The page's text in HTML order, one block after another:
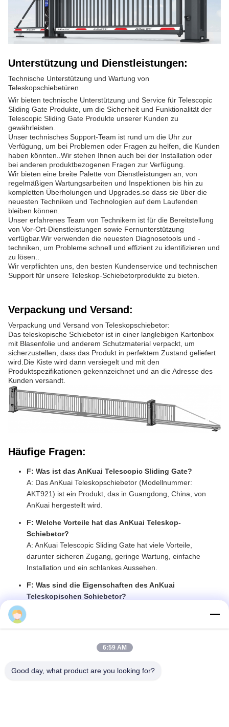
Unterstützung und Dienstleistungen:
Technische Unterstützung und Wartung von
Teleskopschiebetüren
Wir bieten technische Unterstützung und Service für Telescopic
Sliding Gate Produkte, um die Sicherheit und Funktionalität der
Telescopic Sliding Gate Produkte unserer Kunden zu
gewährleisten.
Unser technisches Support-Team ist rund um die Uhr zur
Verfügung, um bei Problemen oder Fragen zu helfen, die Kunden
haben könnten..Wir stehen Ihnen auch bei der Installation oder
bei anderen produktbezogenen Fragen zur Verfügung.
Wir bieten eine breite Palette von Dienstleistungen an, von
regelmäßigen Wartungsarbeiten und Inspektionen bis hin zu
kompletten Überholungen und Upgrades.so dass sie über die
neuesten Techniken und Technologien auf dem Laufenden
bleiben können.
Unser erfahrenes Team von Technikern ist für die Bereitstellung
von Vor-Ort-Dienstleistungen sowie Fernunterstützung
verfügbar.Wir verwenden die neuesten Diagnosetools und -
techniken, um Probleme schnell und effizient zu identifizieren und
zu lösen..
Wir verpflichten uns, den besten Kundenservice und technischen
Support für unsere Teleskop-Schiebetorprodukte zu bieten.
Verpackung und Versand:
Verpackung und Versand von Teleskopschiebetor:
Das teleskopische Schiebetor ist in einer langlebigen Kartonbox
mit Blasenfolie und anderem Schutzmaterial verpackt, um
sicherzustellen, dass das Produkt in perfektem Zustand geliefert
wird.Die Kiste wird dann versiegelt und mit den
Produktspezifikationen gekennzeichnet und an die Adresse des
Kunden versandt.
Häufige Fragen:
F: Was ist das AnKuai Telescopic Sliding Gate?
A: Das AnKuai Teleskopschiebetor (Modellnummer:
AKT921) ist ein Produkt, das in Guangdong, China, von
AnKuai hergestellt wird.
F: Welche Vorteile hat das AnKuai Teleskop-
Schiebetor?
A: AnKuai Telescopic Sliding Gate hat viele Vorteile,
darunter sicheren Zugang, geringe Wartung, einfache
Installation und ein schlankes Aussehen.
F: Was sind die Eigenschaften des AnKuai
Teleskopischen Schiebetor?
verstellbares Schließsystem.
F: Was ist die Garantie für AnKuai Telescopic Sliding
A: AnKuai Teleskop Schiebetor ist mit einer einjährigen
6:59 AM
Good day, what product are you looking for?